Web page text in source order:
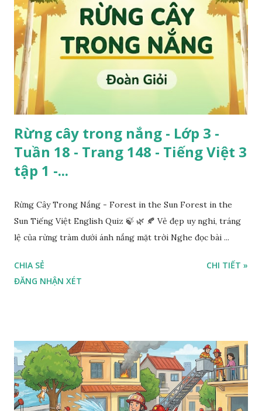
Rừng cây trong nắng - Lớp 3 -
Tuần 18 - Trang 148 - Tiếng Việt 3
tập 1 -...
Rừng Cây Trong Nắng - Forest in the Sun Forest in the
Sun Tiếng Việt English Quiz 🍃 🌿 🍂 Vẻ đẹp uy nghi, tráng
lệ của rừng tràm dưới ánh nắng mặt trời Nghe đọc bài ...
CHIA SẺ
ĐĂNG NHẬN XÉT
CHI TIẾT »